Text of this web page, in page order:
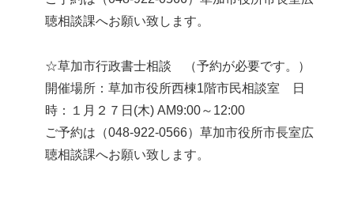
聴相談課へお願い致します。
☆草加市行政書士相談 （予約が必要です。）
開催場所：草加市役所西棟1階市民相談室 日
時：１月２７日(木) AM9:00～12:00
ご予約は（048-922-0566）草加市役所市長室広
聴相談課へお願い致します。